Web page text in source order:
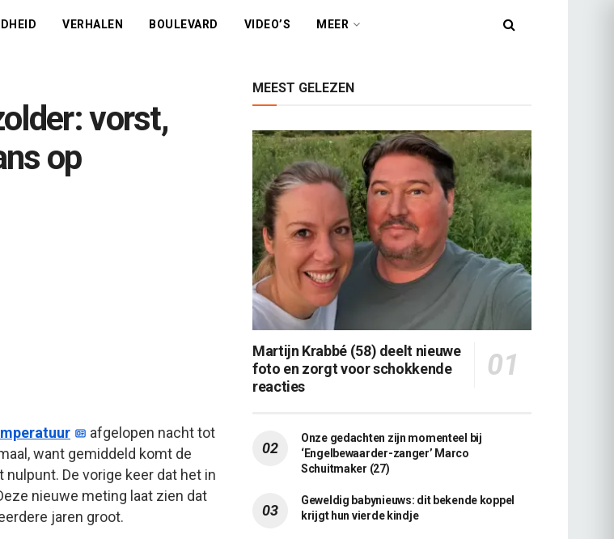
VERHALEN BOULEVARD VIDEO’S MEER
vorst,
op
afgelopen nacht tot
want gemiddeld komt de
De vorige keer dat het in
nieuwe meting laat zien dat
jaren groot.
MEEST GELEZEN
Martijn Krabbé (58) deelt nieuwe
foto en zorgt voor schokkende
reacties
Onze gedachten zijn momenteel bij
‘Engelbewaarder-zanger’ Marco
Schuitmaker (27)
Geweldig babynieuws: dit bekende koppel
krijgt hun vierde kindje